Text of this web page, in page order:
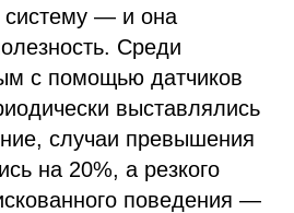
— и она
Среди
с помощью датчиков
выставлялись
случаи превышения
на 20%, а резкого
поведения —